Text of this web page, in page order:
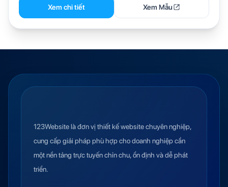
Xem chi tiết Xem Mẫu
123Website là đơn vị thiết kế website chuyên nghiệp,
cung cấp giải pháp phù hợp cho doanh nghiệp cần
một nền tảng trực tuyến chỉn chu, ổn định và dễ phát
triển.